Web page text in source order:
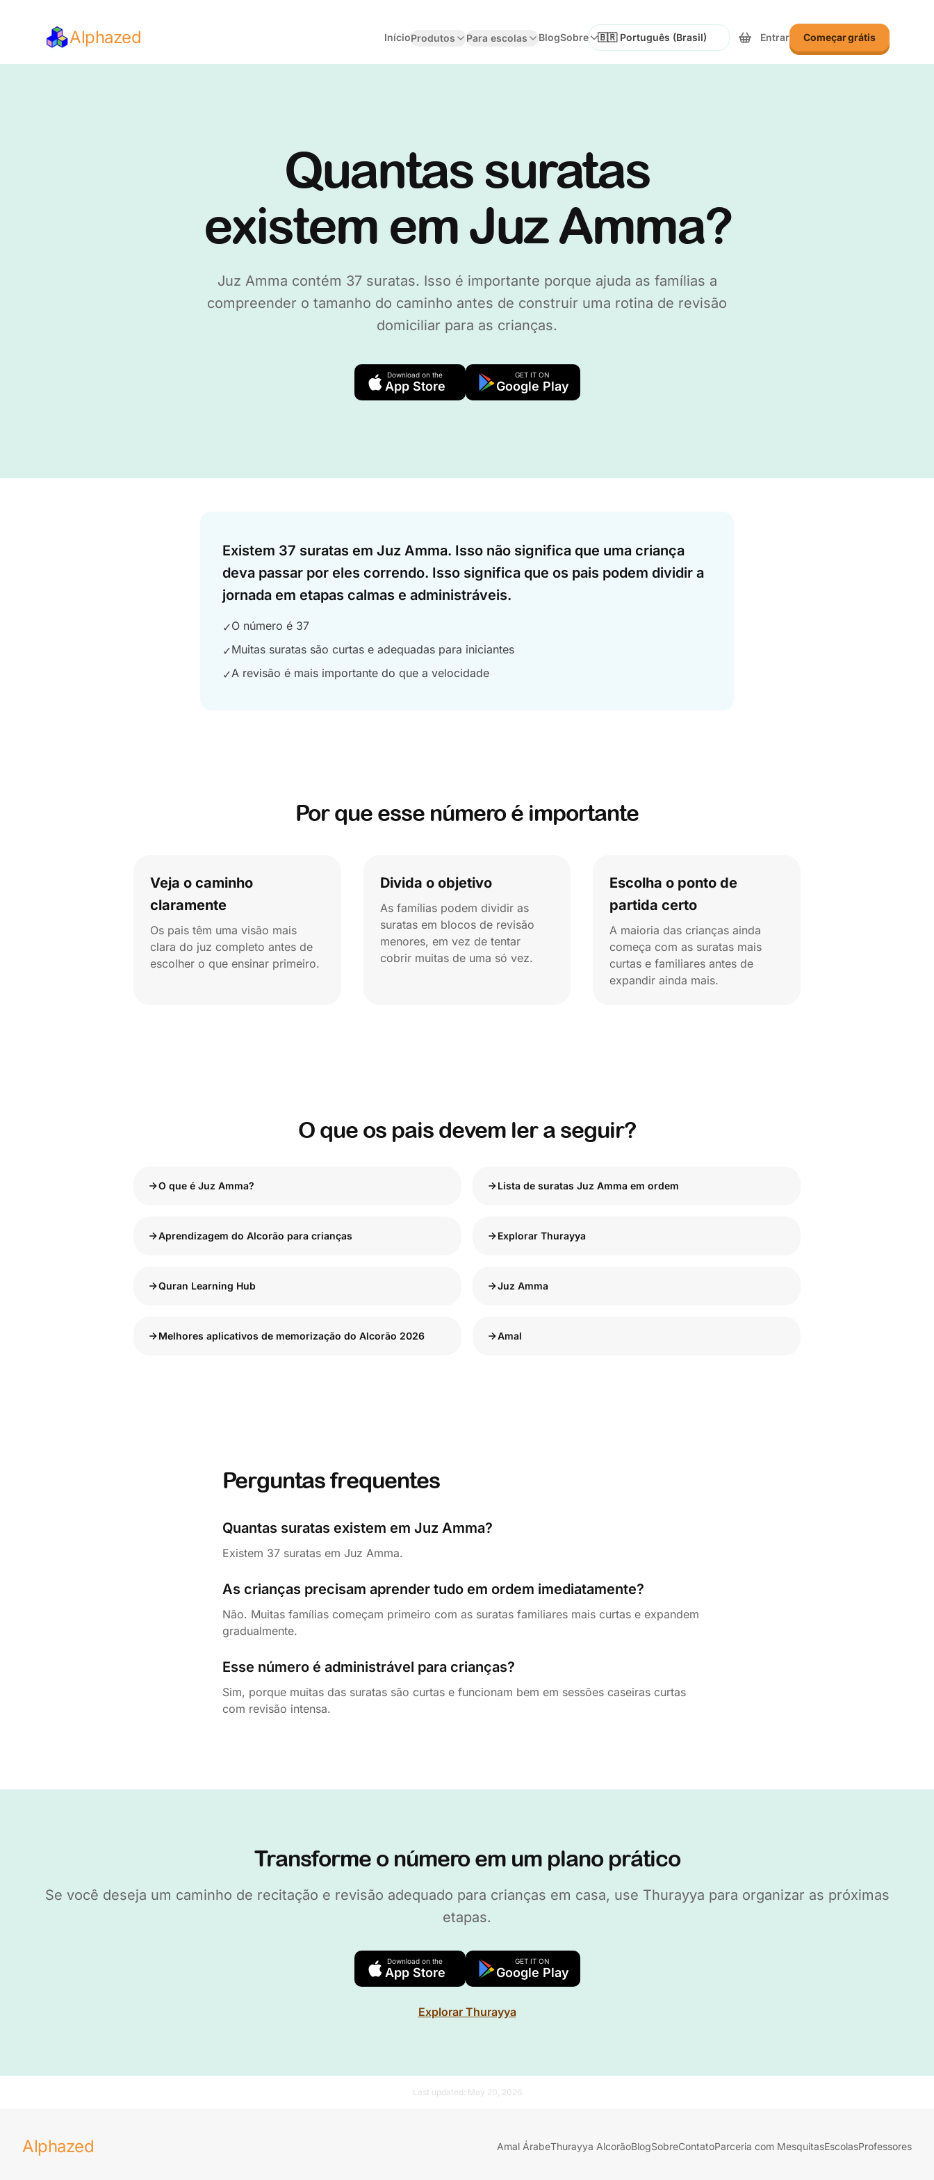
Alphazed InícioProdutos Para escolas BlogSobre
Selecionar Idioma
Entrar Começar grátis
Quantas suratas
existem em Juz Amma?
Juz Amma contém 37 suratas. Isso é importante porque ajuda as famílias a
compreender o tamanho do caminho antes de construir uma rotina de revisão
domiciliar para as crianças.
Download on the
App Store
GET IT ON
Google Play
Answer
Existem 37 suratas em Juz Amma. Isso não significa que uma criança
deva passar por eles correndo. Isso significa que os pais podem dividir a
jornada em etapas calmas e administráveis.
✓O número é 37
✓Muitas suratas são curtas e adequadas para iniciantes
✓A revisão é mais importante do que a velocidade
Por que esse número é importante
Veja o caminho
claramente
Os pais têm uma visão mais
clara do juz completo antes de
escolher o que ensinar primeiro.
Divida o objetivo
As famílias podem dividir as
suratas em blocos de revisão
menores, em vez de tentar
cobrir muitas de uma só vez.
Escolha o ponto de
partida certo
A maioria das crianças ainda
começa com as suratas mais
curtas e familiares antes de
expandir ainda mais.
O que os pais devem ler a seguir?
O que é Juz Amma? Lista de suratas Juz Amma em ordem
Aprendizagem do Alcorão para crianças Explorar Thurayya
Quran Learning Hub Juz Amma
Melhores aplicativos de memorização do Alcorão 2026 Amal
Perguntas frequentes
Quantas suratas existem em Juz Amma?
Existem 37 suratas em Juz Amma.
As crianças precisam aprender tudo em ordem imediatamente?
Não. Muitas famílias começam primeiro com as suratas familiares mais curtas e expandem
gradualmente.
Esse número é administrável para crianças?
Sim, porque muitas das suratas são curtas e funcionam bem em sessões caseiras curtas
com revisão intensa.
Transforme o número em um plano prático
Se você deseja um caminho de recitação e revisão adequado para crianças em casa, use Thurayya para organizar as próximas
etapas.
Download on the
App Store
GET IT ON
Google Play
Explorar Thurayya
Last updated: May 20, 2026
Alphazed Amal ÁrabeThurayya AlcorãoBlogSobreContatoParceria com MesquitasEscolasProfessores